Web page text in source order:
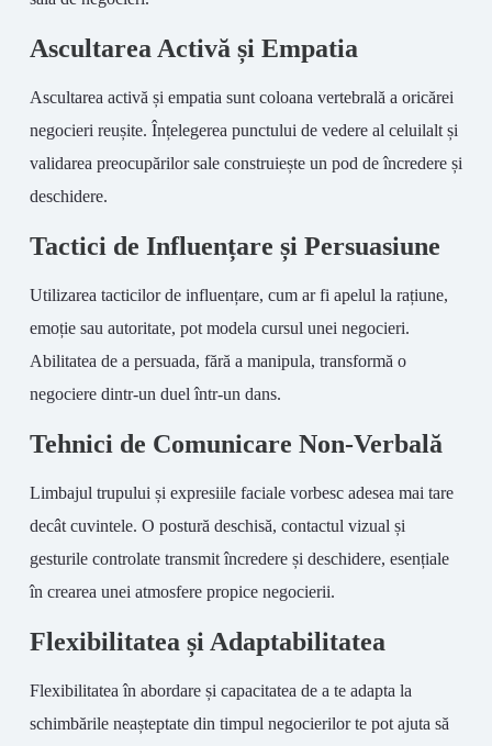
Ascultarea Activă și Empatia
Ascultarea activă și empatia sunt coloana vertebrală a oricărei
negocieri reușite. Înțelegerea punctului de vedere al celuilalt și
validarea preocupărilor sale construiește un pod de încredere și
deschidere.
Tactici de Influențare și Persuasiune
Utilizarea tacticilor de influențare, cum ar fi apelul la rațiune,
emoție sau autoritate, pot modela cursul unei negocieri.
Abilitatea de a persuada, fără a manipula, transformă o
negociere dintr-un duel într-un dans.
Tehnici de Comunicare Non-Verbală
Limbajul trupului și expresiile faciale vorbesc adesea mai tare
decât cuvintele. O postură deschisă, contactul vizual și
gesturile controlate transmit încredere și deschidere, esențiale
în crearea unei atmosfere propice negocierii.
Flexibilitatea și Adaptabilitatea
Flexibilitatea în abordare și capacitatea de a te adapta la
schimbările neașteptate din timpul negocierilor te pot ajuta să